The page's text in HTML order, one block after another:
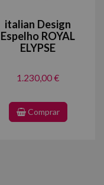
italian Design
Espelho ROYAL
ELYPSE
1.230,00 €
Comprar